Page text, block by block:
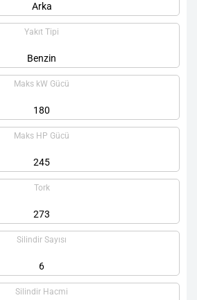
Arka
Yakıt Tipi
Benzin
Maks kW Gücü
180
Maks HP Gücü
245
Tork
273
Silindir Sayısı
6
Silindir Hacmi